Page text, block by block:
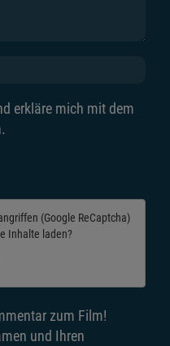
erkläre mich mit dem
(Google ReCaptcha)
Inhalte laden?
zum Film!
und Ihren